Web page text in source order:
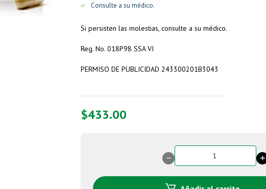
Consulte a su médico.
Si persisten las molestias, consulte a su médico.
Reg. No. 018P98 SSA VI
PERMISO DE PUBLICIDAD 243300201B3043
$433.00
29-
C
cantidad